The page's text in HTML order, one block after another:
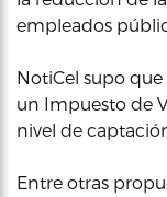
empleados
NotiCel supo
un Impuesto de
nivel de
Entre otras